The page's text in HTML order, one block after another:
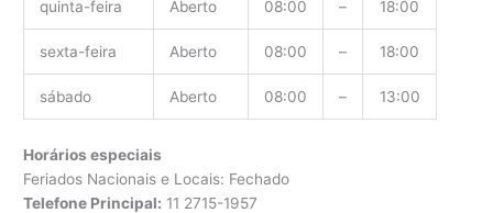
quinta-feira Aberto 08:00 – 18:00
sexta-feira Aberto 08:00 – 18:00
sábado Aberto 08:00 – 13:00
Horários especiais
Feriados Nacionais e Locais: Fechado
Telefone Principal: 11 2715-1957